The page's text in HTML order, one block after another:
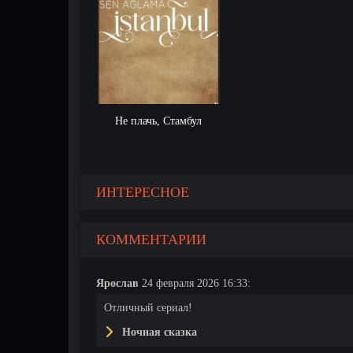
Не плачь, Стамбул
ИНТЕРЕСНОЕ
КОММЕНТАРИИ
Ярослав 24 февраля 2026 16:33:
Отличный сериал!
Ночная сказка